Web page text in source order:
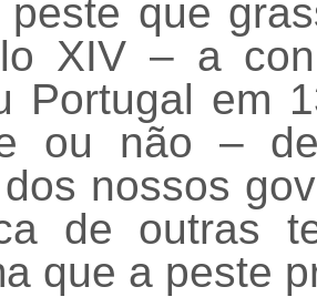
que
XIV – a
Portugal em
ou não –
nossos
de outras
que a peste